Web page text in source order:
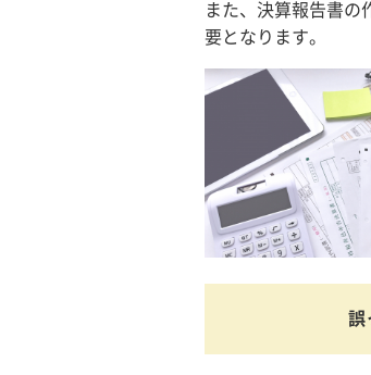
また、決算報告書の
要となります。
誤